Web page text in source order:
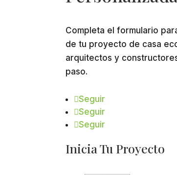
Completa el formulario
de tu proyecto de casa
arquitectos y
paso.
Seguir
Seguir
Seguir
Inicia Tu Proyecto